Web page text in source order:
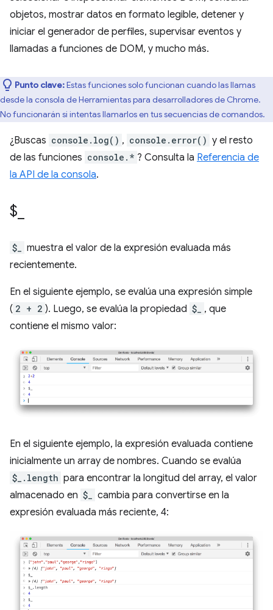
objetos, mostrar datos en formato legible, detener y
iniciar el generador de perfiles, supervisar eventos y
llamadas a funciones de DOM, y mucho más.
Punto clave:Estas funciones solo funcionan cuando las llamas
desde la consola de Herramientas para desarrolladores de Chrome.
No funcionarán si intentas llamarlos en tus secuencias de comandos.
¿Buscas console.log() , console.error() y el resto
de las funciones console.* ? Consulta la Referencia de
la API de la consola.
$
$_
muestra el valor de la expresión evaluada más
recientemente.
En el siguiente ejemplo, se evalúa una expresión simple
( 2 + 2 ). Luego, se evalúa la propiedad $_
, que
contiene el mismo valor:
En el siguiente ejemplo, la expresión evaluada contiene
inicialmente un array de nombres. Cuando se evalúa
$_.length para encontrar la longitud del array, el valor
almacenado en $_
cambia para convertirse en la
expresión evaluada más reciente, 4: